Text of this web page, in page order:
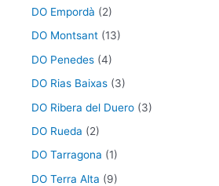
DO Empordà (2)
DO Montsant (13)
DO Penedes (4)
DO Rias Baixas (3)
DO Ribera del Duero (3)
DO Rueda (2)
DO Tarragona (1)
DO Terra Alta (9)